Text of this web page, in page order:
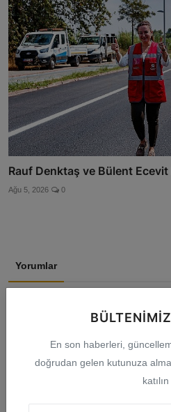
En son haberleri,
doğrudan gelen kutunuza
katılın
Rauf Denktaş ve Bülent Ecevit
Ağu 5, 2026 0
Yorumlar
E-posta